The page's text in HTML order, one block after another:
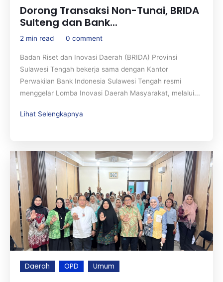
Dorong Transaksi Non-Tunai, BRIDA
Sulteng dan Bank...
2 min read 0 comment
Badan Riset dan Inovasi Daerah (BRIDA) Provinsi
Sulawesi Tengah bekerja sama dengan Kantor
Perwakilan Bank Indonesia Sulawesi Tengah resmi
menggelar Lomba Inovasi Daerah Masyarakat, melalui...
Lihat Selengkapnya
Daerah OPD Umum